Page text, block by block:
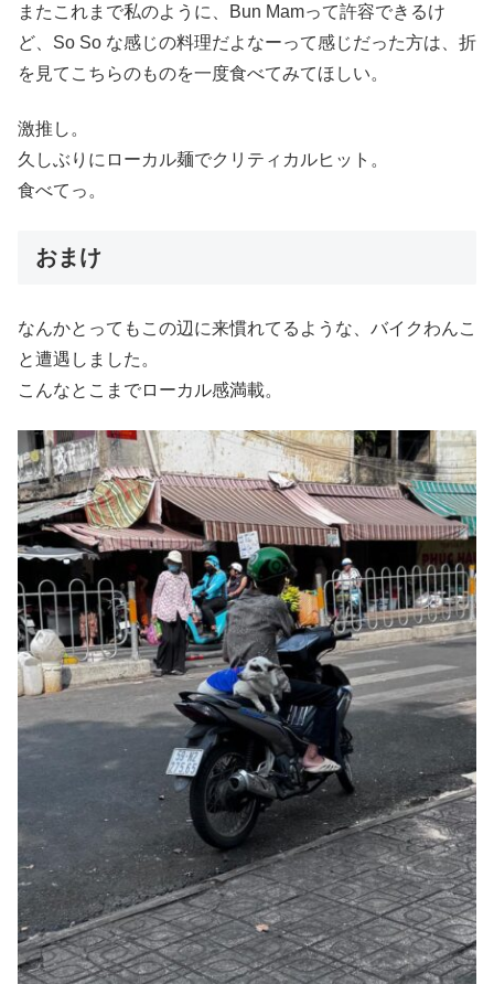
またこれまで私のように、Bun Mamって許容できるけ
ど、So So な感じの料理だよなーって感じだった方は、折
を見てこちらのものを一度食べてみてほしい。
激推し。
久しぶりにローカル麺でクリティカルヒット。
食べてっ。
おまけ
なんかとってもこの辺に来慣れてるような、バイクわんこ
と遭遇しました。
こんなとこまでローカル感満載。